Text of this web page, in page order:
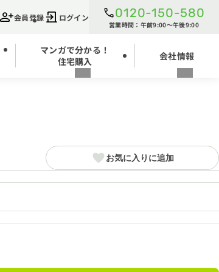
会員登録 ログイン 0120-150-580
営業時間：午前9:00～午後9:00
マンガで分かる！
住宅購入
会社情報
お気に入りに追加